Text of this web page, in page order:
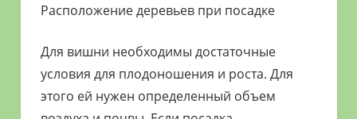
Расположение деревьев при посадке
Для вишни необходимы достаточные
условия для плодоношения и роста. Для
этого ей нужен определенный объем